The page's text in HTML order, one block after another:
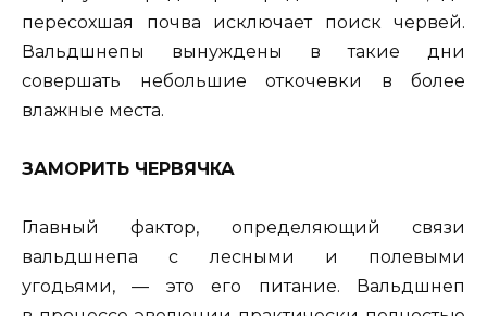
пересохшая почва исключает поиск червей.
Вальдшнепы вынуждены в такие дни
совершать небольшие откочевки в более
влажные места.
ЗАМОРИТЬ ЧЕРВЯЧКА
Главный фактор, определяющий связи
вальдшнепа с лесными и полевыми
угодьями, — это его питание. Вальдшнеп